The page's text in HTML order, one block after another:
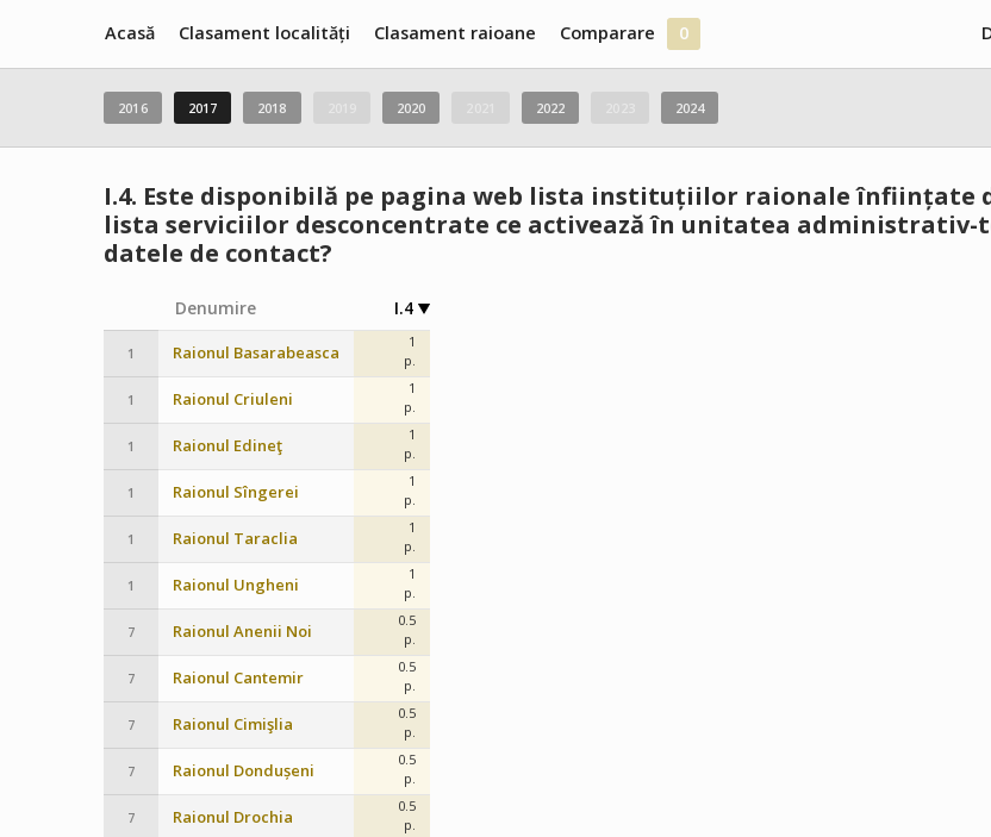
Acasă Clasament localități Clasament raioane Comparare 0
2016 2017 2018 2020 2022 2024
I.4. Este disponibilă pe pagina web lista instituțiilor raionale
lista serviciilor desconcentrate ce activează în unitatea
datele de contact?
Denumire I.4
1 Raionul Basarabeasca
1
p.
1 Raionul Criuleni
1
p.
1 Raionul Edineţ
1
p.
1 Raionul Sîngerei
1
p.
1 Raionul Taraclia
1
p.
1 Raionul Ungheni
1
p.
7 Raionul Anenii Noi
0.5
p.
7 Raionul Cantemir
0.5
p.
7 Raionul Cimişlia
0.5
p.
7 Raionul Dondușeni
0.5
p.
7 Raionul Drochia
0.5
p.